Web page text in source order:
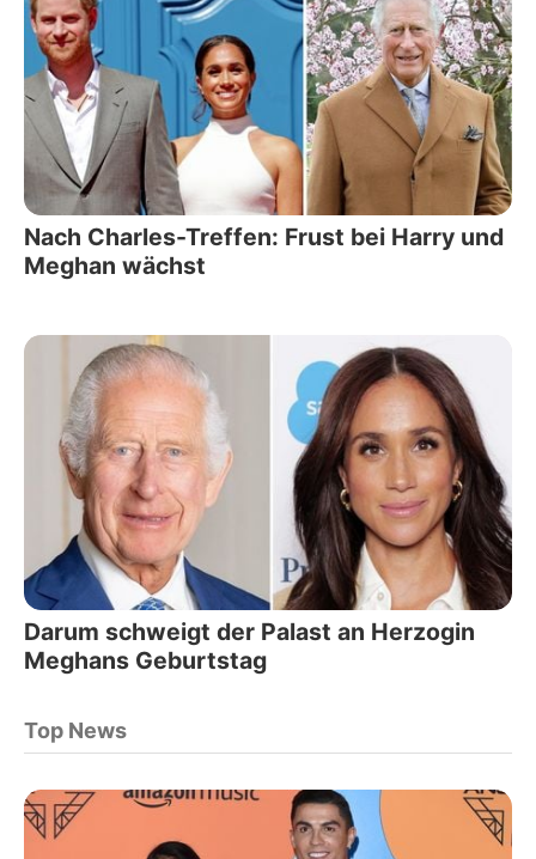
Nach Charles-Treffen: Frust bei Harry und
Meghan wächst
Darum schweigt der Palast an Herzogin
Meghans Geburtstag
Top News